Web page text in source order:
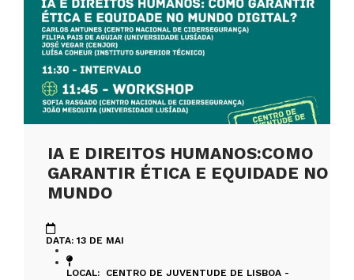
IA E DIREITOS HUMANOS:COMO
GARANTIR ÉTICA E EQUIDADE NO
MUNDO
DATA: 13 DE MAI
LOCAL: CENTRO DE JUVENTUDE DE LISBOA -